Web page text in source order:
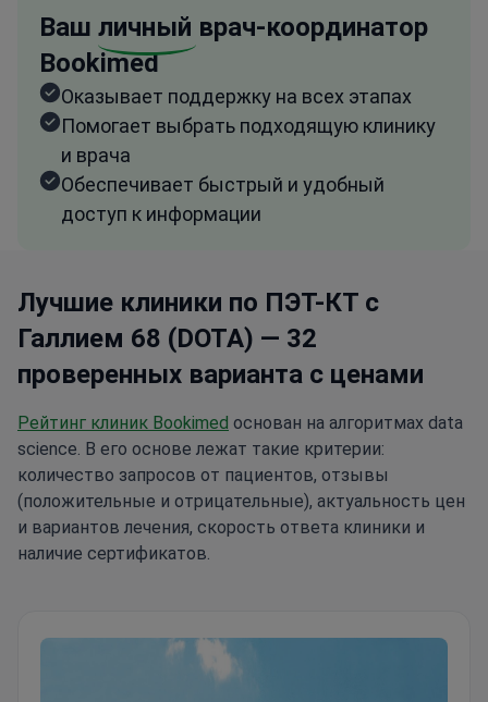
Ваш личный врач-координатор
Bookimed
Оказывает поддержку на всех этапах
Помогает выбрать подходящую клинику
и врача
Обеспечивает быстрый и удобный
доступ к информации
Лучшие клиники по ПЭТ-КТ с
Галлием 68 (DOTA) — 32
проверенных варианта с ценами
Рейтинг клиник Bookimed основан на алгоритмах data
science. В его основе лежат такие критерии:
количество запросов от пациентов, отзывы
(положительные и отрицательные), актуальность цен
и вариантов лечения, скорость ответа клиники и
наличие сертификатов.